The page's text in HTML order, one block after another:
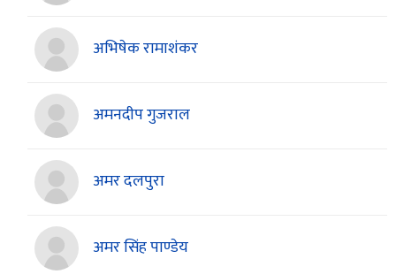
अभिषेक रामाशंकर
अमनदीप गुजराल
अमर दलपुरा
अमर सिंह पाण्डेय